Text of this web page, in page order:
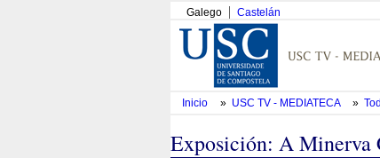
Galego Castelán
Inicio » USC TV - MEDIATECA »
Exposición: A Minerva